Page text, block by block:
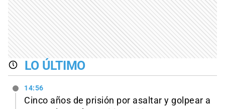
LO ÚLTIMO
14:56
Cinco años de prisión por asaltar y golpear a